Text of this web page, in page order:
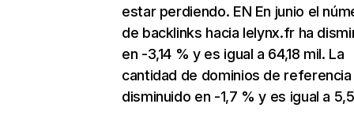
estar perdiendo. EN En junio el
de backlinks hacia lelynx.fr ha
en -3,14 % y es igual a 64,18 mil. La
cantidad de dominios de referencia
disminuido en -1,7 % y es igual a